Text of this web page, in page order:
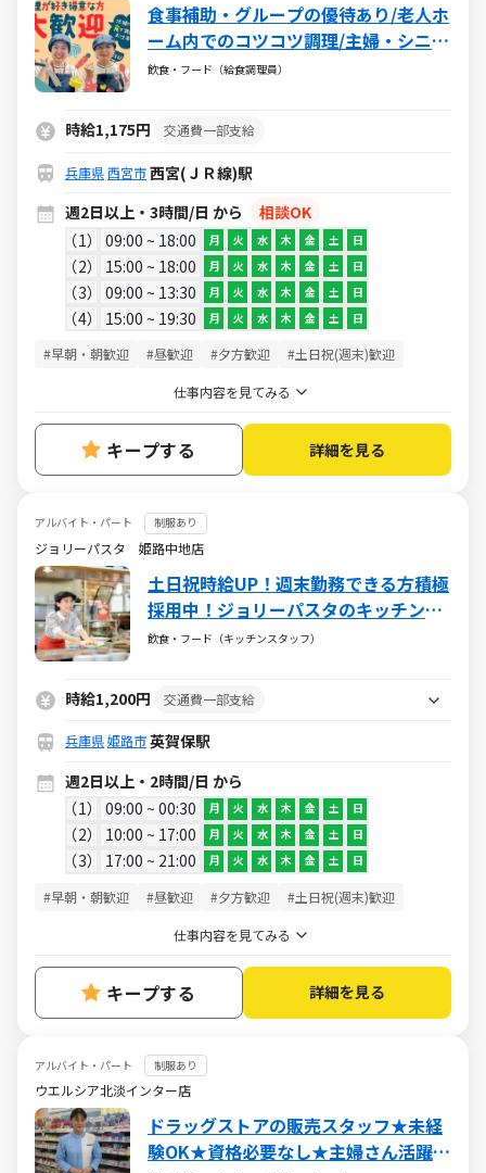
食事補助・グループの優待あり/老人ホ
ーム内でのコツコツ調理/主婦・シニア
活躍中/扶養内・WワークもOK
飲食・フード（給食調理員）
時給1,175円 交通費一部支給
兵庫県西宮市西宮(ＪＲ線)駅
週2日以上・3時間/日 から
相談OK
1
09:00 ~ 18:00 月 火 水 木 金 土 日
2 15:00 ~ 18:00 月 火 水 木 金 土 日
3 09:00 ~ 13:30 月 火 水 木 金 土 日
4 15:00 ~ 19:30 月 火 水 木 金 土 日
#早朝・朝歓迎 #昼歓迎 #夕方歓迎 #土日祝(週末)歓迎
仕事内容を見てみる
キープする 詳細を見る
アルバイト・パート 制服あり
ジョリーパスタ 姫路中地店
土日祝時給UP！週末勤務できる方積極
採用中！ジョリーパスタのキッチン◎
まずは盛付など簡単なことからスター
飲食・フード（キッチンスタッフ）
時給1,200円 交通費一部支給
兵庫県姫路市英賀保駅
週2日以上・2時間/日 から
1
09:00 ~ 00:30 月 火 水 木 金 土 日
2 10:00 ~ 17:00 月 火 水 木 金 土 日
3 17:00 ~ 21:00 月 火 水 木 金 土 日
#早朝・朝歓迎 #昼歓迎 #夕方歓迎 #土日祝(週末)歓迎
仕事内容を見てみる
キープする 詳細を見る
アルバイト・パート 制服あり
ウエルシア北淡インター店
ドラッグストアの販売スタッフ★未経
験OK★資格必要なし★主婦さん活躍中